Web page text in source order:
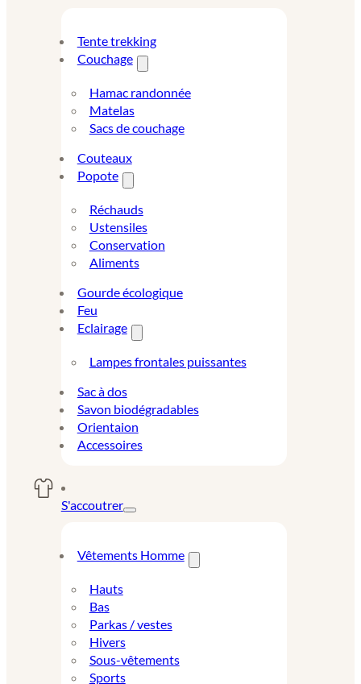
Tente trekking
Couchage
Hamac randonnée
Matelas
Sacs de couchage
Couteaux
Popote
Réchauds
Ustensiles
Conservation
Aliments
Gourde écologique
Feu
Eclairage
Lampes frontales puissantes
Sac à dos
Savon biodégradables
Orientaion
Accessoires
S'accoutrer
Vêtements Homme
Hauts
Bas
Parkas / vestes
Hivers
Sous-vêtements
Sports